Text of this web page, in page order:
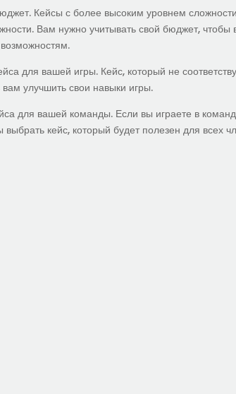
Кейсы с более высоким уровнем
Вам нужно учитывать свой бюджет, чтобы
для вашей игры. Кейс, который не
улучшить свои навыки игры.
для вашей команды. Если вы играете в
кейс, который будет полезен для всех